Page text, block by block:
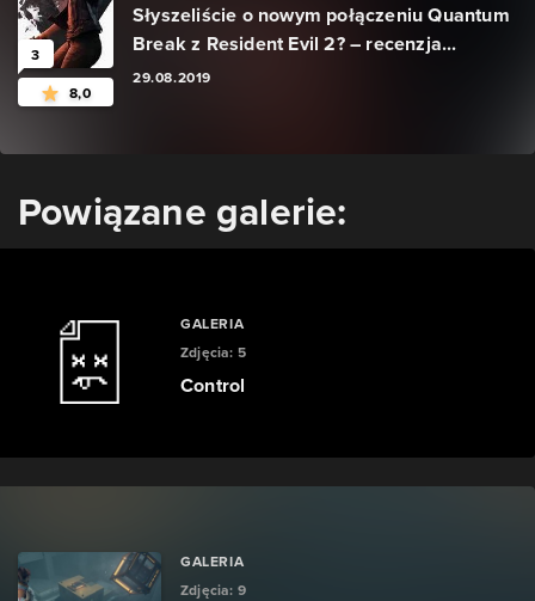
3
8,0
Słyszeliście o nowym połączeniu Quantum
Break z Resident Evil 2? – recenzja...
29.08.2019
Powiązane galerie:
GALERIA
Zdjęcia: 5
Control
GALERIA
Zdjęcia: 9